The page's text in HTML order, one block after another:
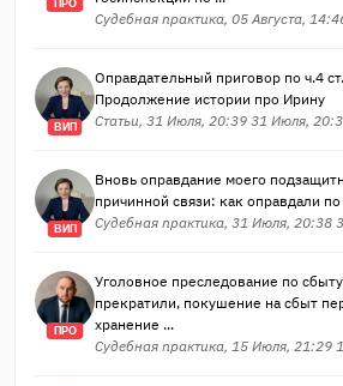
ПРО
Судебная практика, 05 Августа,
ВИП
Оправдательный приговор по ч.4
Продолжение истории про Ирину
Статьи, 31 Июля, 20:39 31 Июля,
ВИП
Вновь оправдание моего
причинной связи: как оправдали
Судебная практика, 31 Июля, 20:38
ПРО
Уголовное преследование по
прекратили, покушение на сбыт
хранение ...
Судебная практика, 15 Июля, 21:29